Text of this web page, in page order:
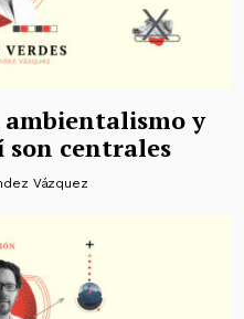
y
son centrales
Vázquez